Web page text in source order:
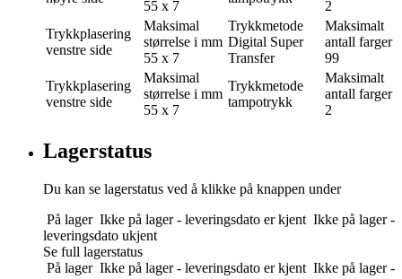
55 x 7
2
Trykkplasering
venstre side
Maksimal
størrelse i mm
55 x 7
Trykkmetode
Digital Super
Transfer
Maksimalt
antall farger
99
Trykkplasering
venstre side
Maksimal
størrelse i mm
55 x 7
Trykkmetode
tampotrykk
Maksimalt
antall farger
2
Lagerstatus
Du kan se lagerstatus ved å klikke på knappen under
På lager Ikke på lager - leveringsdato er kjent Ikke på lager -
leveringsdato ukjent
Se full lagerstatus
På lager Ikke på lager - leveringsdato er kjent Ikke på lager -